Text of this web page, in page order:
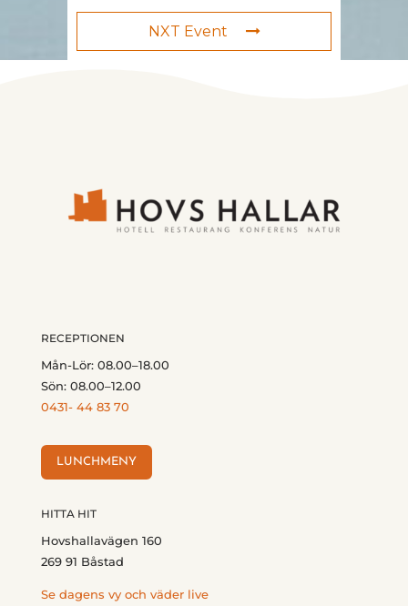
NXT Event
RECEPTIONEN
Mån-Lör: 08.00–18.00
Sön: 08.00–12.00
0431- 44 83 70
LUNCHMENY
HITTA HIT
Hovshallavägen 160
269 91 Båstad
Se dagens vy och väder live